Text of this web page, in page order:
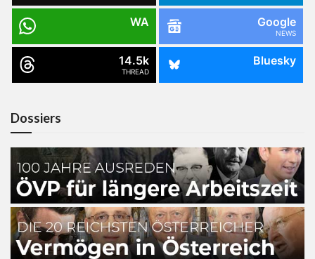
WA Google
NEWS
14.5k
THREAD
Bluesky
Dossiers